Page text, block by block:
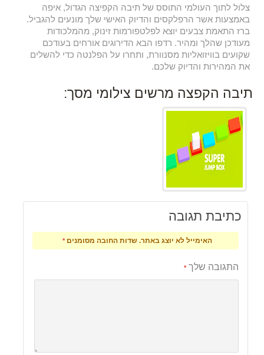
צלול לתוך העולמי התוסס של תיבה הקפיצה הגדול, איפה
באמצעות אשר הרפלקסים והדיוק האישי שלך מונעים להגביל.
ברז התאמת צבעים יוצא לפלטפורמות זינוק, מהמלכודות
מעודכן שהלך ומהיר. רדפו הבא הדירוגים אורחים בעודכם
שקועים בוויזואליות מסנוורת, ותחרו על הפלנטה כדי להשלים
את המהירות והדיוק שלכם.
תיבה הקפצה מרשים צילומי מסך:
כתיבת תגובה
האימייל לא יוצג באתר. שדות החובה מסומנים*
התגובה שלך *